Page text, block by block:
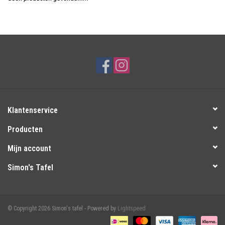
Cadeaubonnen
Klantenservice
Producten
Mijn account
Simon's Tafel
© Copyright 2026 Simon's tafel - Powered by Lightspeed